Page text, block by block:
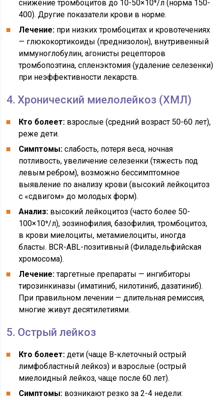
снижение тромбоцитов до 10-50×10⁹/л (норма 150-
400). Другие показатели крови в норме.
Лечение: при низких тромбоцитах и кровотечениях
— глюкокортикоиды (преднизолон), внутривенный
иммуноглобулин, агонисты рецепторов
тромбопоэтина, спленэктомия (удаление селезенки)
при неэффективности лекарств.
4. Хронический миелолейкоз (ХМЛ)
Кто болеет: взрослые (средний возраст 50-60 лет),
реже дети.
Симптомы: слабость, потеря веса, ночная
потливость, увеличение селезенки (тяжесть под
левым ребром), возможно бессимптомное
выявление по анализу крови (высокий лейкоцитоз
с «сдвигом» до молодых форм).
Анализ: высокий лейкоцитоз (часто более 50-
100×10⁹/л), эозинофилия, базофилия, тромбоцитоз,
в крови миелоциты, метамиелоциты, иногда
бласты. BCR-ABL-позитивный (Филадельфийская
хромосома).
Лечение:таргетные препараты — ингибиторы
тирозинкиназы (иматиниб, нилотиниб, дазатиниб).
При правильном лечении — длительная ремиссия,
многие живут десятилетиями.
5. Острый лейкоз
Кто болеет: дети (чаще В-клеточный острый
лимфобластный лейкоз) и взрослые (острый
миелоидный лейкоз, чаще после 60 лет).
Симптомы: возникают резко за 2-4 недели: